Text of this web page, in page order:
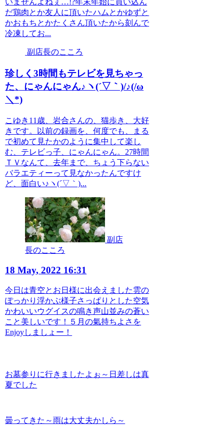
いませんよねぇ…!?年末年始に買い込ん
だ鶏肉とか友人に頂いたハムとかゆずと
かおもちとかたくさん頂いたから刻んで
冷凍してお...
副店長のこころ
珍しく3時間もテレビを見ちゃっ
た、にゃんにゃん♪ヽ(´▽｀)/♪(/ω
＼*)
こゆき11歳、岩合さんの、猫歩き、大好
きです。以前の録画を、何度でも、まる
で初めて見たかのように集中して楽し
む、テレビっ子、にゃんにゃん。27時間
ＴＶなんて、去年まで、ちょう下らない
バラエティーって見なかったんですけ
ど、面白い♪ヽ(´▽｀)...
副店
長のこころ
18 May, 2022 16:31
今日は青空とお日様に出会えました雲の
ぽっかり浮かぶ様子さっぱりとした空気
かわいいウグイスの鳴き声山並みの蒼い
こと美しいです！５月の氣持ちよさを
Enjoyしましょー！
お墓参りに行きましたよぉ～日差しは真
夏でした
曇ってきた～雨は大丈夫かしら～